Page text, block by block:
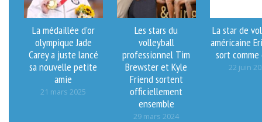
La médaillée d'or
olympique Jade
Carey a juste lancé
sa nouvelle petite
amie
21 mars 2025
Les stars du
volleyball
professionnel Tim
Brewster et Kyle
Friend sortent
officiellement
ensemble
29 mars 2024
La star de
américaine
sort
22 juin